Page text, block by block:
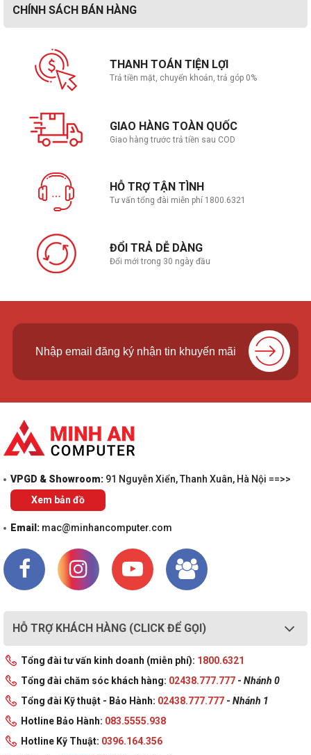
CHÍNH SÁCH BÁN HÀNG
THANH TOÁN TIỆN LỢI
Trả tiền mặt, chuyển khoản, trả góp 0%
GIAO HÀNG TOÀN QUỐC
Giao hàng trước trả tiền sau COD
HỖ TRỢ TẬN TÌNH
Tư vấn tổng đài miễn phí 1800.6321
ĐỔI TRẢ DỄ DÀNG
Đổi mới trong 30 ngày đầu
VPGD & Showroom: 91 Nguyễn Xiển, Thanh Xuân, Hà Nội ==>>
Xem bản đồ
Email: mac@minhancomputer.com
HỖ TRỢ KHÁCH HÀNG (CLICK ĐỂ GỌI)
Tổng đài tư vấn kinh doanh (miễn phí): 1800.6321
Tổng đài chăm sóc khách hàng: 02438.777.777 - Nhánh 0
Tổng đài Kỹ thuật - Bảo Hành: 02438.777.777 - Nhánh 1
Hotline Bảo Hành: 083.5555.938
Hotline Kỹ Thuật: 0396.164.356